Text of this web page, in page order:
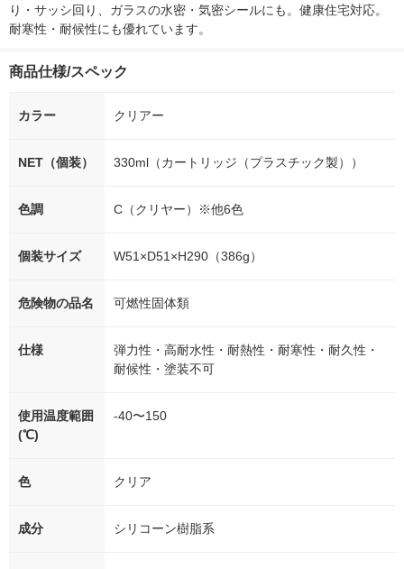
り・サッシ回り、ガラスの水密・気密シールにも。健康住宅対応。
耐寒性・耐候性にも優れています。
商品仕様/スペック
カラー クリアー
NET（個装） 330ml（カートリッジ（プラスチック製））
色調 C（クリヤー）※他6色
個装サイズ W51×D51×H290（386g）
危険物の品名 可燃性固体類
仕様
弾力性・高耐水性・耐熱性・耐寒性・耐久性・
耐候性・塗装不可
使用温度範囲
(℃)
-40〜150
色 クリア
成分 シリコーン樹脂系